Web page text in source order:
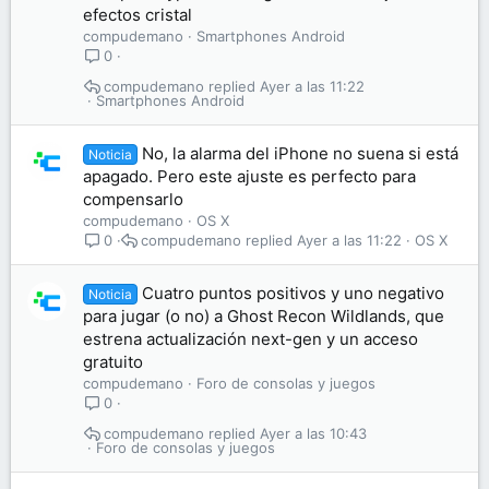
efectos cristal
compudemano
Smartphones Android
0
Smartphones Android
Ayer a las 11:22
compudemano
Noticia
No, la alarma del iPhone no suena si está
apagado. Pero este ajuste es perfecto para
compensarlo
compudemano
OS X
0
OS X
Ayer a las 11:22
compudemano
Noticia
Cuatro puntos positivos y uno negativo
para jugar (o no) a Ghost Recon Wildlands, que
estrena actualización next-gen y un acceso
gratuito
compudemano
Foro de consolas y juegos
0
Foro de consolas y juegos
Ayer a las 10:43
compudemano